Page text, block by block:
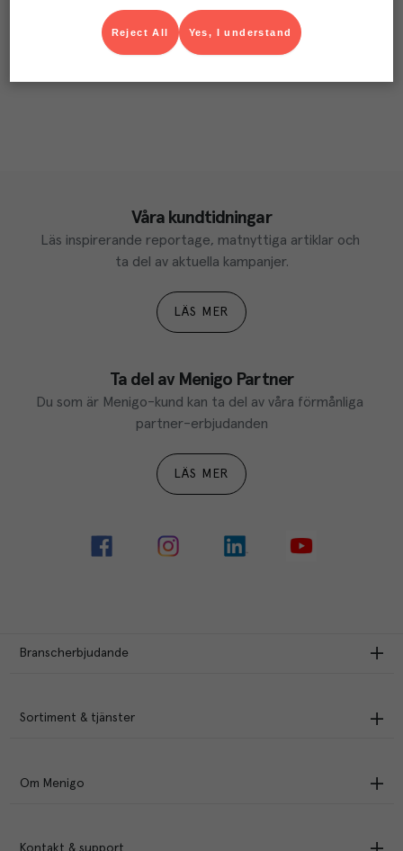
Våra kundtidningar
Läs inspirerande reportage, matnyttiga artiklar och
ta del av aktuella kampanjer.
LÄS MER
Ta del av Menigo Partner
Du som är Menigo-kund kan ta del av våra förmånliga
partner-erbjudanden
LÄS MER
Branscherbjudande
Sortiment & tjänster
Om Menigo
Kontakt & support
Yes, I understand
Reject All